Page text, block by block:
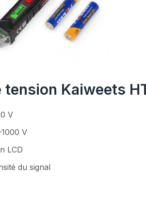
tension Kaiweets
V
V
LCD
du signal